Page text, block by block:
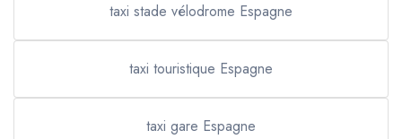
taxi stade vélodrome Espagne
taxi touristique Espagne
taxi gare Espagne